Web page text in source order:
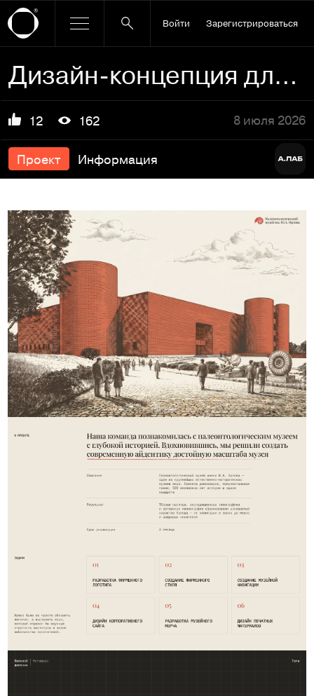
Войти Зарегистрироваться
Дизайн-концепция для палеонтологического музея
12 162 8 июля 2026
Проект Информация